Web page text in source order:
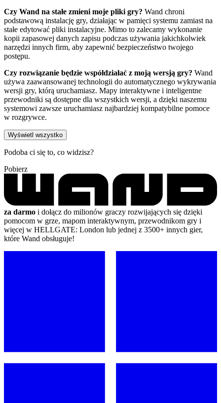
Czy Wand na stałe zmieni moje pliki gry? Wand chroni
podstawową instalację gry, działając w pamięci systemu zamiast na
stałe edytować pliki instalacyjne. Mimo to zalecamy wykonanie
kopii zapasowej danych zapisu podczas używania jakichkolwiek
narzędzi innych firm, aby zapewnić bezpieczeństwo twojego
postępu.
Czy rozwiązanie będzie współdziałać z moją wersją gry? Wand
używa zaawansowanej technologii do automatycznego wykrywania
wersji gry, którą uruchamiasz. Mapy interaktywne i inteligentne
przewodniki są dostępne dla wszystkich wersji, a dzięki naszemu
systemowi zawsze uruchamiasz najbardziej kompatybilne pomoce
w rozgrywce.
Wyświetl wszystko
Podoba ci się to, co widzisz?
Pobierz
za darmo i dołącz do milionów graczy rozwijających się dzięki
pomocom w grze, mapom interaktywnym, przewodnikom gry i
więcej w HELLGATE: London lub jednej z 3500+ innych gier,
które Wand obsługuje!